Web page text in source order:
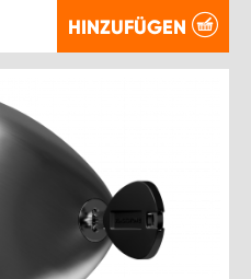
HINZUFÜGEN